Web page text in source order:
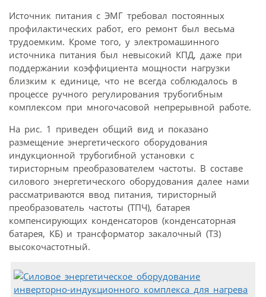
Источник питания с ЭМГ требовал постоянных
профилактических работ, его ремонт был весьма
трудоемким. Кроме того, у электромашинного
источника питания был невысокий КПД, даже при
поддержании коэффициента мощности нагрузки
близким к единице, что не всегда соблюдалось в
процессе ручного регулирования трубогибным
комплексом при многочасовой непрерывной работе.
На рис. 1 приведен общий вид и показано
размещение энергетического оборудования
индукционной трубогибной установки с
тиристорным преобразователем частоты. В составе
силового энергетического оборудования далее нами
рассматриваются ввод питания, тиристорный
преобразователь частоты (ТПЧ), батарея
компенсирующих конденсаторов (конденсаторная
батарея, КБ) и трансформатор закалочный (ТЗ)
высокочастотный.